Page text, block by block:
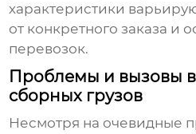
характеристики
от конкретного заказа и
перевозок.
Проблемы и вызовы
сборных грузов
Несмотря на очевидные